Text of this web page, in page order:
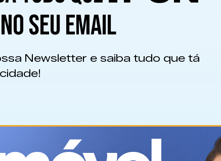
SEU EMAIL
Newsletter e saiba tudo que tá